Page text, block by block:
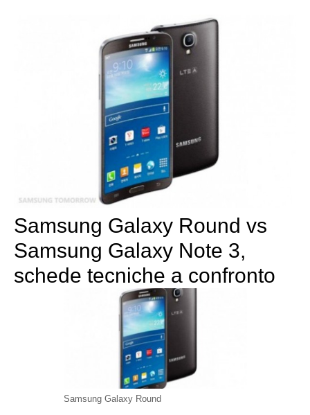
Samsung Galaxy Round vs
Samsung Galaxy Note 3,
schede tecniche a confronto
Samsung Galaxy Round